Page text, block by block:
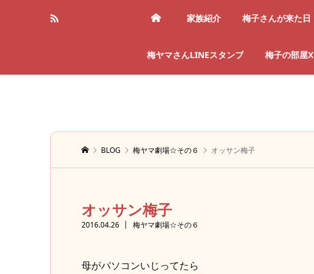
家族紹介 梅子さんが来た日
梅ヤマさんLINEスタンプ 梅子の部屋X
BLOG 梅ヤマ劇場☆その６ オッサン梅子
オッサン梅子
2016.04.26 梅ヤマ劇場☆その６
母がパソコンいじってたら